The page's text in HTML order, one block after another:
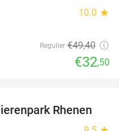
10.0 star
Regulier €49,40
€32,50
19%
Rhenen